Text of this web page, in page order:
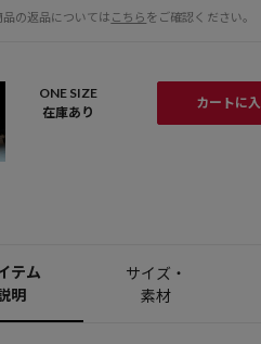
の返品については こちら をご確認ください。
ONE SIZE
在庫あり
カートに
テム
明
サイズ・
素材